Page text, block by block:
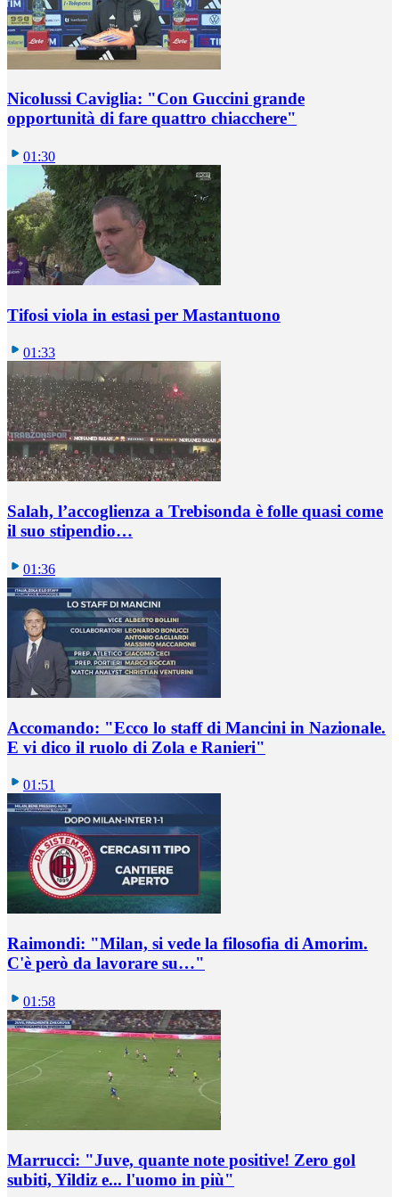
Nicolussi Caviglia: "Con Guccini grande
opportunità di fare quattro chiacchere"
01:30
Tifosi viola in estasi per Mastantuono
01:33
Salah, l’accoglienza a Trebisonda è folle quasi come
il suo stipendio…
01:36
Accomando: "Ecco lo staff di Mancini in Nazionale.
E vi dico il ruolo di Zola e Ranieri"
01:51
Raimondi: "Milan, si vede la filosofia di Amorim.
C'è però da lavorare su…"
01:58
Marrucci: "Juve, quante note positive! Zero gol
subiti, Yildiz e... l'uomo in più"